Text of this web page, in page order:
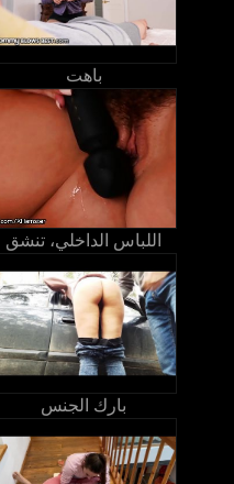
باهت
اللباس الداخلي، تنشق
بارك الجنس